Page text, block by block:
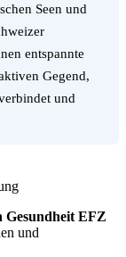
Seen und
entspannte
Gegend,
und
Gesundheit EFZ
und